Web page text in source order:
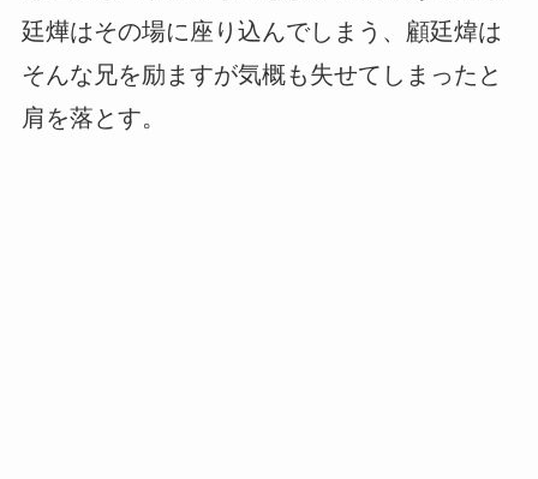
廷燁はその場に座り込んでしまう、顧廷煒は
そんな兄を励ますが気概も失せてしまったと
肩を落とす。